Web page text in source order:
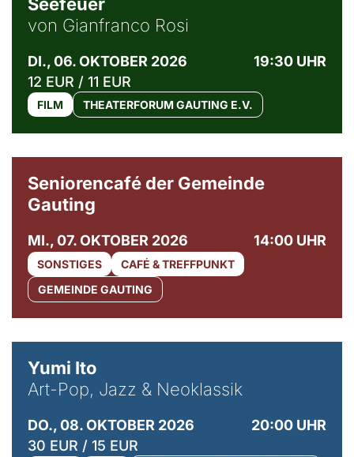
von Gianfranco Rosi
DI., 06. OKTOBER 2026
19:30 UHR
12 EUR / 11 EUR
FILM THEATERFORUM GAUTING E.V.
Seniorencafé der Gemeinde
Gauting
MI., 07. OKTOBER 2026 14:00 UHR
SONSTIGES
CAFÉ & TREFFPUNKT
GEMEINDE GAUTING
Yumi Ito
Art-Pop, Jazz & Neoklassik
DO., 08. OKTOBER 2026
20:00 UHR
30 EUR / 15 EUR